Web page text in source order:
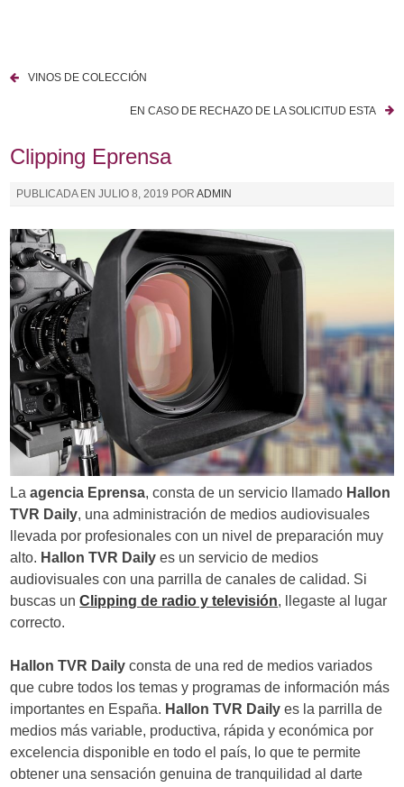
v
e
g
a
c
i
ó
n
d
e
e
n
t
r
a
a
s
VINOS DE COLECCIÓN
EN CASO DE RECHAZO DE LA SOLICITUD ESTA
Clipping Eprensa
PUBLICADA ENJULIO 8, 2019 PORADMIN
Laagencia Eprensa, consta de un servicio llamado Hallon
TVR Daily, una administración de medios audiovisuales
llevada por profesionales con un nivel de preparación muy
alto. Hallon TVR Daily es un servicio de medios
audiovisuales con una parrilla de canales de calidad. Si
buscas unClipping de radio y televisión, llegaste al lugar
correcto.
Hallon TVR Daily consta de una red de medios variados
que cubre todos los temas y programas de información más
importantes en España. Hallon TVR Daily es la parrilla de
medios más variable, productiva, rápida y económica por
excelencia disponible en todo el país, lo que te permite
obtener una sensación genuina de tranquilidad al darte